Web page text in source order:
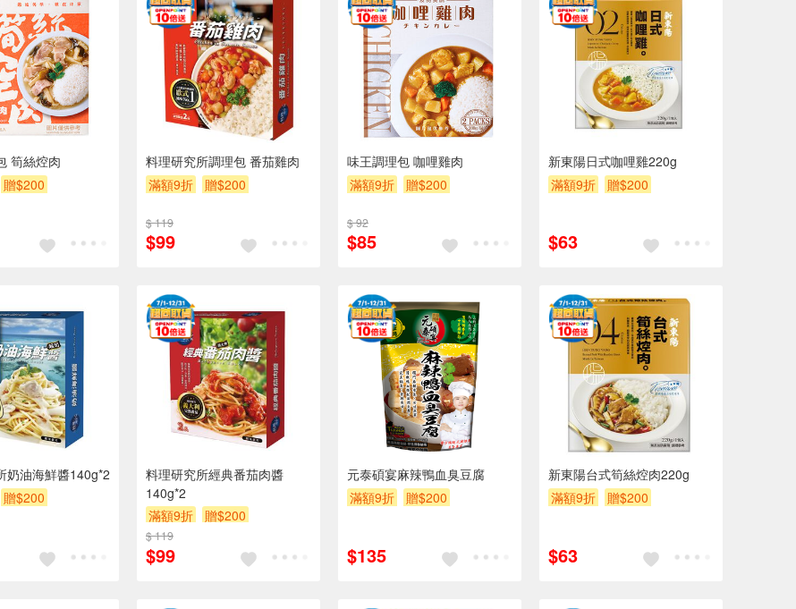
筍絲焢肉
贈$200
料理研究所調理包 番茄雞肉
滿額9折
贈$200
$ 119
$99
味王調理包 咖哩雞肉
滿額9折
贈$200
$ 92
$85
新東陽日式咖哩雞220g
滿額9折
贈$200
$63
奶油海鮮醬140g*2
贈$200
料理研究所經典番茄肉醬
140g*2
滿額9折
贈$200
$ 119
$99
元泰碩宴麻辣鴨血臭豆腐
滿額9折
贈$200
$135
新東陽台式筍絲焢肉220g
滿額9折
贈$200
$63